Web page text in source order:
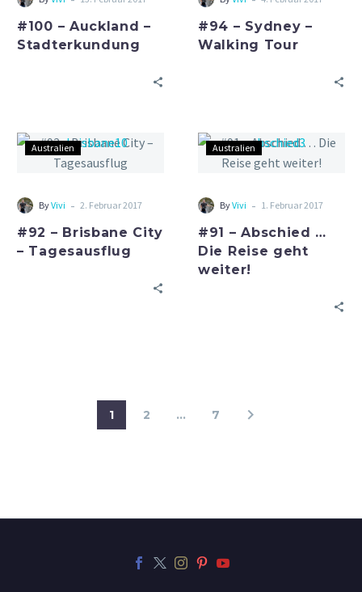
#100 – Auckland –
Stadterkundung
#94 – Sydney –
Walking Tour
Australien
ByVivi - 2. Februar 2017
#92 – Brisbane City
– Tagesausflug
Australien
ByVivi - 1. Februar 2017
#91 – Abschied …
Die Reise geht
weiter!
1 2 … 7